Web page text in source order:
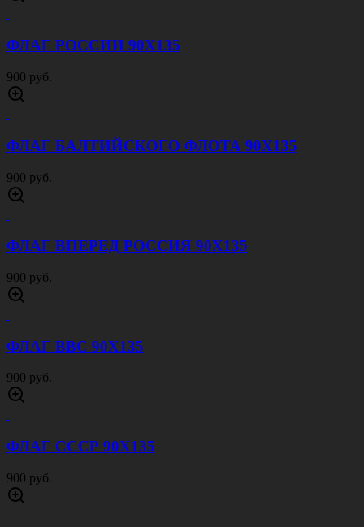
ФЛАГ РОССИИ 90Х135
900 руб.
ФЛАГ БАЛТИЙСКОГО ФЛОТА 90Х135
900 руб.
ФЛАГ ВПЕРЕД РОССИЯ 90Х135
900 руб.
ФЛАГ ВВС 90Х135
900 руб.
ФЛАГ СССР 90Х135
900 руб.